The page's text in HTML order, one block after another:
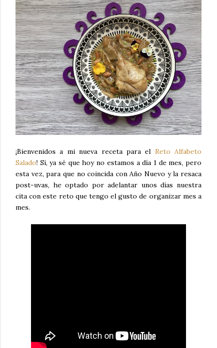
¡Bienvenidos a mi nueva receta para el Reto Alfabeto
Salado! Sí, ya sé que hoy no estamos a día 1 de mes, pero
esta vez, para que no coincida con Año Nuevo y la resaca
post-uvas, he optado por adelantar unos días nuestra
cita con este reto que tengo el gusto de organizar mes a
mes.